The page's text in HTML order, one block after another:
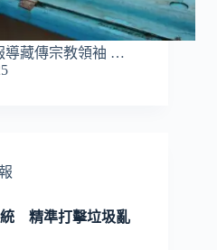
導藏傳宗教領袖 …
精準打擊垃圾亂